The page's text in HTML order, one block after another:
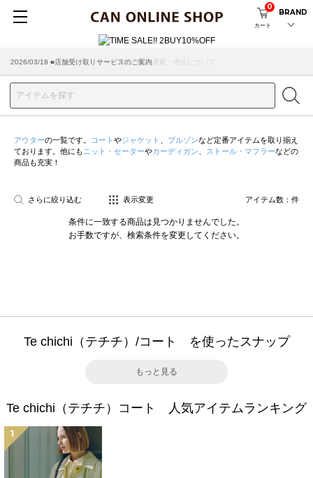
カート
0
BRAND
2026/07/29 ■【お知らせ】ヤマト運輸の配送遅延・停止について
2026/03/18 ■店舗受け取りサービスのご案内
アウターの一覧です。 コート やジャケット ブルゾンなど定番アイテムを取り揃え
ております。他にも ニット・セーターやカーディガン ストール・マフラーなどの
商品も充実！
さらに絞り込む 表示変更 アイテム数： 件
条件に一致する商品は見つかりませんでした。
お手数ですが、検索条件を変更してください。
Te chichi（テチチ）/コート を使ったスナップ
もっと見る
Te chichi（テチチ）コート 人気アイテムランキング
1